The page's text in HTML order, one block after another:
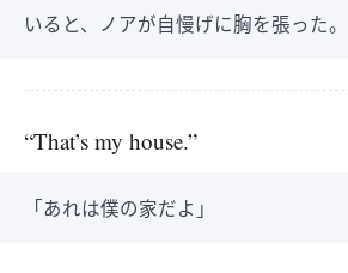
いると、ノアが自慢げに胸を張った。
“That’s my house.”
「あれは僕の家だよ」